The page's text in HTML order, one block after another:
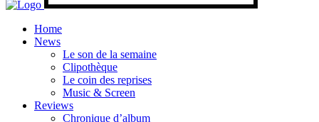
Home
News
Le son de la semaine
Clipothèque
Le coin des reprises
Music & Screen
Reviews
Chronique d’album